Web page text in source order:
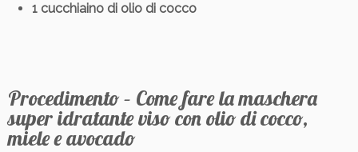
1 cucchiaino di olio di cocco
Procedimento – Come fare la maschera
super idratante viso con olio di cocco,
miele e avocado